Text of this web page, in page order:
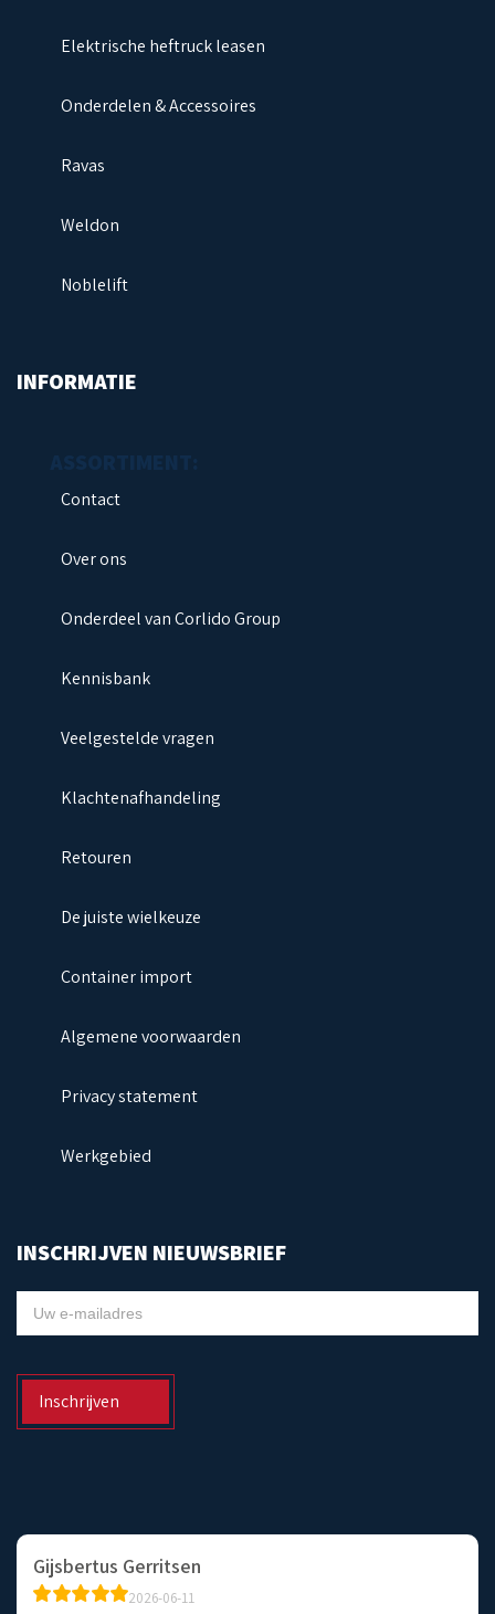
Elektrische heftruck leasen
Onderdelen & Accessoires
Ravas
Weldon
Noblelift
INFORMATIE
Contact
Over ons
Onderdeel van Corlido Group
Kennisbank
Veelgestelde vragen
Klachtenafhandeling
Retouren
De juiste wielkeuze
Container import
Algemene voorwaarden
Privacy statement
Werkgebied
INSCHRIJVEN NIEUWSBRIEF
NIEUWSBRIEF
Inschrijven
Gijsbertus Gerritsen
2026-06-11